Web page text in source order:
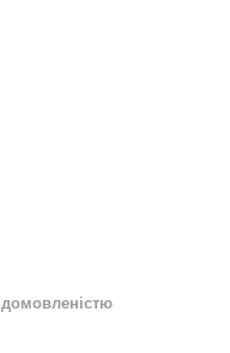
домовленістю